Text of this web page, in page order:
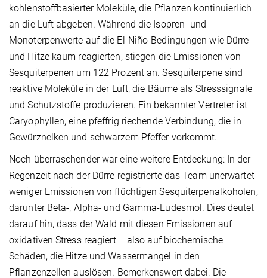
kohlenstoffbasierter Moleküle, die Pflanzen kontinuierlich
an die Luft abgeben. Während die Isopren- und
Monoterpenwerte auf die El-Niño-Bedingungen wie Dürre
und Hitze kaum reagierten, stiegen die Emissionen von
Sesquiterpenen um 122 Prozent an. Sesquiterpene sind
reaktive Moleküle in der Luft, die Bäume als Stresssignale
und Schutzstoffe produzieren. Ein bekannter Vertreter ist
Caryophyllen, eine pfeffrig riechende Verbindung, die in
Gewürznelken und schwarzem Pfeffer vorkommt.
Noch überraschender war eine weitere Entdeckung: In der
Regenzeit nach der Dürre registrierte das Team unerwartet
weniger Emissionen von flüchtigen Sesquiterpenalkoholen,
darunter Beta-, Alpha- und Gamma-Eudesmol. Dies deutet
darauf hin, dass der Wald mit diesen Emissionen auf
oxidativen Stress reagiert – also auf biochemische
Schäden, die Hitze und Wassermangel in den
Pflanzenzellen auslösen. Bemerkenswert dabei: Die